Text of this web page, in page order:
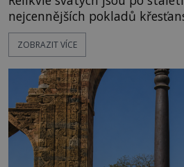
nejcennějších pokladů
mají pečlivě doloženou
záhady, krádeže i nečekané
o skutečné historické události. Ve středověké
Evropě mají relikvie
jen předmětem úcty
ZOBRAZIT VÍCE